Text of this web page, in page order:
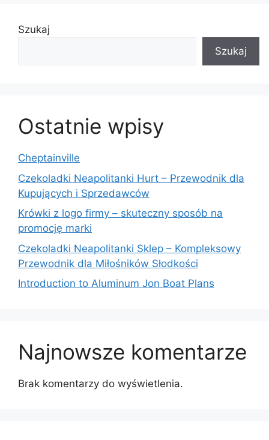
Szukaj
Szukaj
Ostatnie wpisy
Cheptainville
Czekoladki Neapolitanki Hurt – Przewodnik dla
Kupujących i Sprzedawców
Krówki z logo firmy – skuteczny sposób na
promocję marki
Czekoladki Neapolitanki Sklep – Kompleksowy
Przewodnik dla Miłośników Słodkości
Introduction to Aluminum Jon Boat Plans
Najnowsze komentarze
Brak komentarzy do wyświetlenia.